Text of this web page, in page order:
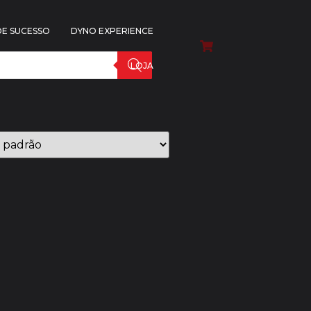
SUCESSO DYNO EXPERIENCE
LOJA